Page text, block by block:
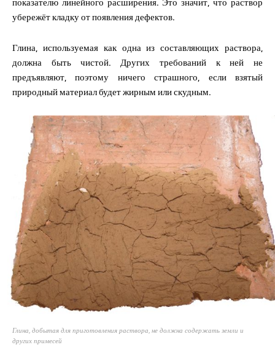
убережёт кладку от появления дефектов.
Глина, используемая как одна из составляющих раствора,
должна быть чистой. Других требований к ней не
предъявляют, поэтому ничего страшного, если взятый
природный материал будет жирным или скудным.
Глина, добытая для приготовления раствора, не должна содержать земли и
других примесей